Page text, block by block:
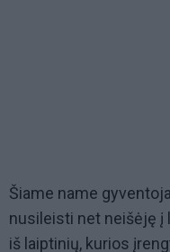
Šiame name
nusileisti net neišėję į
iš laiptinių, kurios